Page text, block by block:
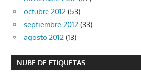
octubre 2012 (53)
septiembre 2012 (33)
agosto 2012 (13)
NUBE DE ETIQUETAS